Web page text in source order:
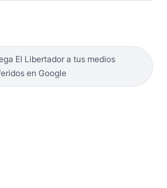
El Libertador a tus medios
en Google